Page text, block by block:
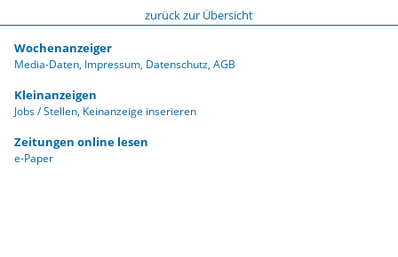
zurück zur Übersicht
Wochenanzeiger
Media-Daten Impressum Datenschutz AGB
Kleinanzeigen
Jobs / Stellen Keinanzeige inserieren
Zeitungen online lesen
e-Paper